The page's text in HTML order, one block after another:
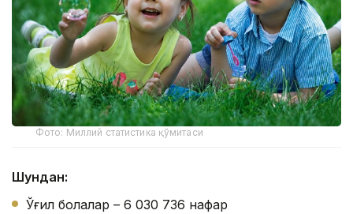
Фото: Миллий статистика қўмитаси
Шундан:
Ўғил болалар – 6 030 736 нафар